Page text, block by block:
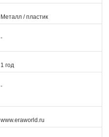
Металл / пластик
-
1 год
-
www.eraworld.ru